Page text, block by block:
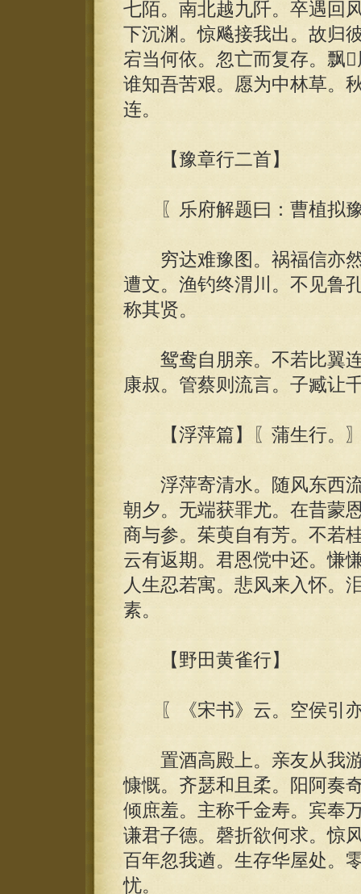
七陌。南北越九阡。卒遇回
下沉渊。惊飚接我出。故归
宕当何依。忽亡而复存。飘
谁知吾苦艰。愿为中林草。
连。
【豫章行二首】
〖乐府解题曰：曹植拟豫
穷达难豫图。祸福信亦然
遭文。渔钓终渭川。不见鲁
称其贤。
鸳鸯自朋亲。不若比翼连
康叔。管蔡则流言。子臧让
【浮萍篇】〖蒲生行。
浮萍寄清水。随风东西流
朝夕。无端获罪尤。在昔蒙
商与参。茱萸自有芳。不若
云有返期。君恩傥中还。慊
人生忍若寓。悲风来入怀。
素。
【野田黄雀行】
〖《宋书》云。空侯引
置酒高殿上。亲友从我游
慷慨。齐瑟和且柔。阳阿奏
倾庶羞。主称千金寿。宾奉
谦君子德。磬折欲何求。惊
百年忽我遒。生存华屋处。
忧。